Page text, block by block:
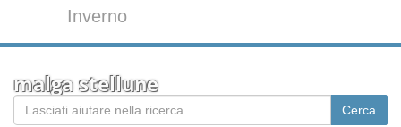
Inverno
malga stellune